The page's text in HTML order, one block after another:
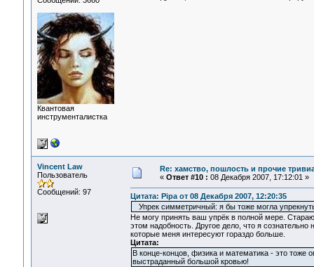
Квантовая
инструменталистка
Vincent Law
Пользователь
Сообщений: 97
Re: хамство, пошлость и прочие
« Ответ #10 : 08 Декабря 2007, 17:12:01 »
Цитата: Pipa от 08 Декабря 2007, 12:20:35
Упрек симметричный: я бы тоже могла
Не могу принять ваш упрёк в полной мере.
этом надобность. Другое дело, что я
которые меня интересуют гораздо больше.
Цитата:
В конце-концов, физика и математика - это
выстраданный большой кровью!